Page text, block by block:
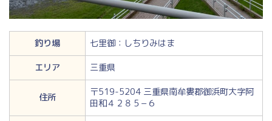
釣り場
七里御：しちりみはま
エリア
三重県
住所
〒519-5204 三重県南牟婁郡御浜町大字阿
田和４２８５−６